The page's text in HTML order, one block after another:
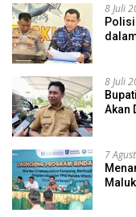
8 Juli
8 Juli
Akan
7